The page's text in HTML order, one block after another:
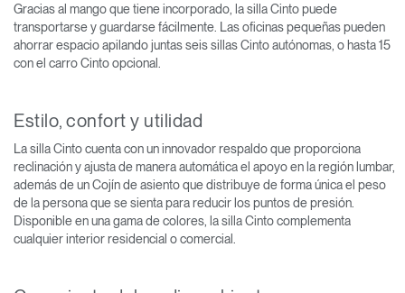
Gracias al mango que tiene incorporado, la silla Cinto puede
transportarse y guardarse fácilmente. Las oficinas pequeñas pueden
ahorrar espacio apilando juntas seis sillas Cinto autónomas, o hasta 15
con el carro Cinto opcional.
Estilo, confort y utilidad
La silla Cinto cuenta con un innovador respaldo que proporciona
reclinación y ajusta de manera automática el apoyo en la región lumbar,
además de un Cojín de asiento que distribuye de forma única el peso
de la persona que se sienta para reducir los puntos de presión.
Disponible en una gama de colores, la silla Cinto complementa
cualquier interior residencial o comercial.